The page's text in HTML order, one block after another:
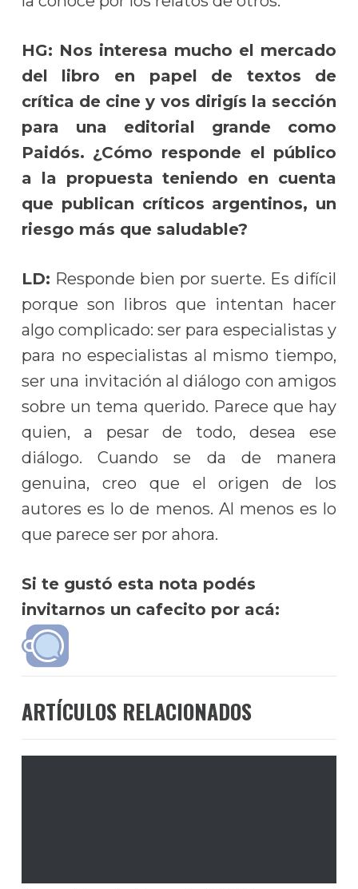
HG: Nos interesa mucho el mercado
del libro en papel de textos de
crítica de cine y vos dirigís la sección
para una editorial grande como
Paidós. ¿Cómo responde el público
a la propuesta teniendo en cuenta
que publican críticos argentinos, un
riesgo más que saludable?
LD: Responde bien por suerte. Es difícil
porque son libros que intentan hacer
algo complicado: ser para especialistas y
para no especialistas al mismo tiempo,
ser una invitación al diálogo con amigos
sobre un tema querido. Parece que hay
quien, a pesar de todo, desea ese
diálogo. Cuando se da de manera
genuina, creo que el origen de los
autores es lo de menos. Al menos es lo
que parece ser por ahora.
Si te gustó esta nota podés
invitarnos un cafecito por acá:
ARTÍCULOS RELACIONADOS